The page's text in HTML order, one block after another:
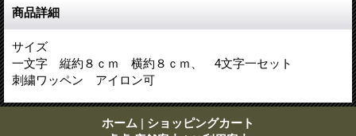
商品詳細
サイズ
一文字 縦約８ｃｍ 横約８ｃｍ、 4文字一セット
刺繍ワッペン アイロン可
ホーム | ショッピングカート